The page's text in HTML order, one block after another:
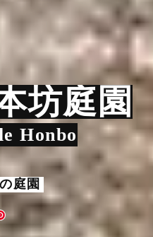
坊庭園
Honbo
庭園